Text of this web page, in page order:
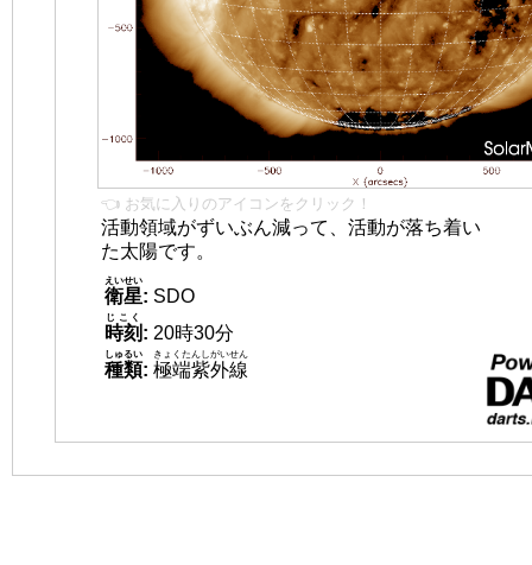
👈 お気に入りのアイコンをクリック！
活動領域がずいぶん減って、活動が落ち着い
た太陽です。
衛星
えいせい
: SDO
時刻
じこく
: 20時30分
種類
しゅるい
: 極端紫外線
きょくたんしがいせん